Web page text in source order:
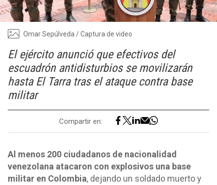
Omar Sepúlveda / Captura de video
El ejército anunció que efectivos del
escuadrón antidisturbios se movilizarán
hasta El Tarra tras el ataque contra base
militar
Compartir en:
Al menos 200 ciudadanos de nacionalidad
venezolana atacaron con explosivos una base
militar en Colombia, dejando un soldado muerto y